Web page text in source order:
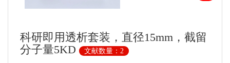
科研即用透析套装，直径15mm，截留
分子量5KD
文献数量：2